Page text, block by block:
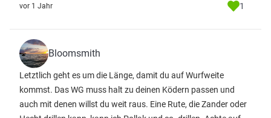
vor 1 Jahr 1
Bloomsmith
Letztlich geht es um die Länge, damit du auf Wurfweite
kommst. Das WG muss halt zu deinen Ködern passen und
auch mit denen willst du weit raus. Eine Rute, die Zander oder